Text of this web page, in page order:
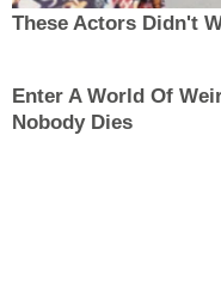
These Actors Didn't
Enter A World Of
Nobody Dies